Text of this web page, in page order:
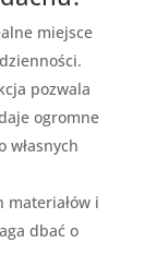
miejsce
pozwala
ogromne
własnych
materiałów i
dbać o